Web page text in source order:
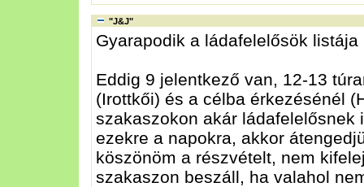
"J&J"
Gyarapodik a ládafelelősök listája
Eddig 9 jelentkező van, 12-13
(Irottkői) és a célba érkezésénél
szakaszokon akár
ezekre a napokra, akkor
köszönöm a részvételt, nem
szakaszon beszáll, ha valahol